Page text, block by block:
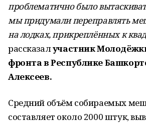
проблематично было
мы придумали переправлять
на лодках, прикреплённых к
рассказалучастник
фронта в Республике
Алексеев.
Средний объём собираемых
составляет около 2000 штук,